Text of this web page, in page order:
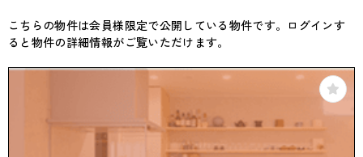
こちらの物件は会員様限定で公開している物件です。ログインす
ると物件の詳細情報がご覧いただけます。